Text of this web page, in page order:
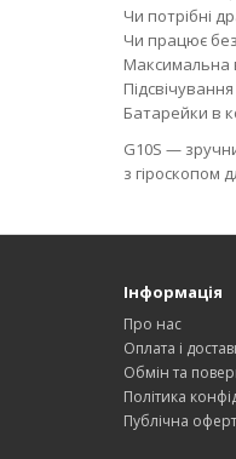
Чи потрібні
Чи працює
Максимальна
Батарейки в
G10S —
з гіроскопом
Інформація
Про нас
Оплата і
Обмін та
Політика
Публічна